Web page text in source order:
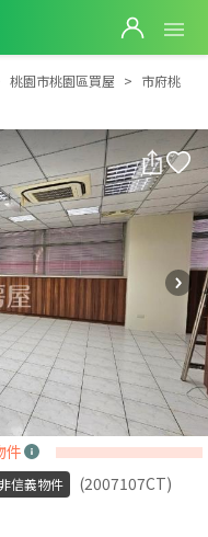
市府桃園大賞商辦露台戶
桃園市桃園區買屋
市府桃
件
信義物件
(2007107CT)